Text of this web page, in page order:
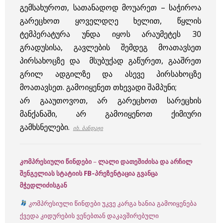
გემსახუროთ, სათანადოდ მოუარეთ – საჭიროა
გარეცხოთ ყოველდღე ხელით, წყლის
ტემპერატურა უნდა იყოს არაუმეტეს 30
გრადუსისა, გავლების შემდეგ მოათავსეთ
პირსახოცზე და მსუბუქად გაწურეთ, გააშრეთ
გრილ ადგილზე და ასევე პირსახოცზე
მოათავსეთ. გამოიყენეთ თხევადი შამპუნი;
არ გააუთოვოთ, არ გარეცხოთ სარეცხის
მანქანაში, არ გამოიყენოთ ქიმიური
გამხსნელები.
იხ. ბანდაჟი
კომპრესიული წინდები– ლალი დათეშიძისა და არჩილ
შენგელიას სტატიის FB-პრეზენტაცია გვანცა
მჭედლიძისგან
კომპრესიული წინდები უკვე კარგა ხანია გამოიყენება
ქვედა კიდურების ვენებთან დაკავშირებული